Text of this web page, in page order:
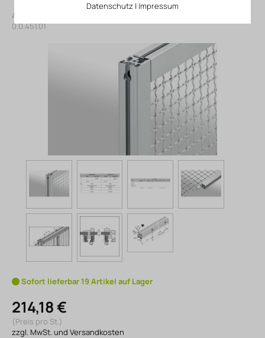
Artikelnummer: 41045101
0.0.451.01
Sofort lieferbar 19 Artikel auf Lager
214,18 €
(Preis pro St.)
zzgl. MwSt. und Versandkosten
Datenschutz | Impressum